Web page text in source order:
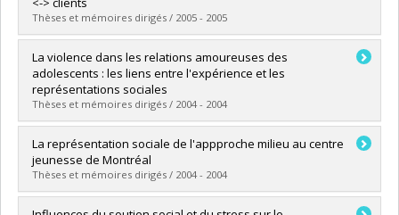
Thèses et mémoires dirigés / 2005 - 2005
Diplômé(e) :Lemay, Louise
Cycle :Doctorat
Diplôme obtenu :Ph. D.
Lien vers le document dans Papyrus
La violence dans les relations amoureuses des
adolescents : les liens entre l'expérience et les
représentations sociales
Thèses et mémoires dirigés / 2004 - 2004
Diplômé(e) :Bibeau, Guy
Cycle :Maîtrise
Diplôme obtenu :M. Sc.
Lien vers le document dans Papyrus
La représentation sociale de l'appproche milieu au centre
jeunesse de Montréal
Thèses et mémoires dirigés / 2004 - 2004